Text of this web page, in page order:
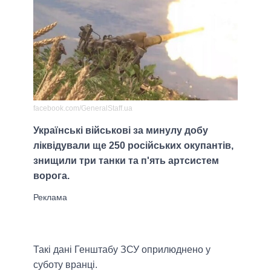
facebook.com/GeneralStaff.ua
Українські військові за минулу добу
ліквідували ще 250 російських окупантів,
знищили три танки та п'ять артсистем
ворога.
Такі дані Генштабу ЗСУ оприлюднено у
суботу вранці.